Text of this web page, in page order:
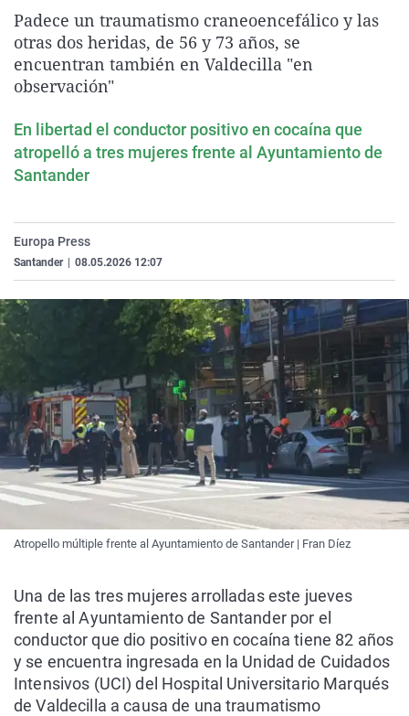
La rosa de los vientos
Gente viajera
Caso
Retornados
Extremadura
Galicia
País Vasco
Virales
Televisión
Padece un traumatismo craneoencefálico y las
otras dos heridas, de 56 y 73 años, se
encuentran también en Valdecilla "en
observación"
En libertad el conductor positivo en cocaína que
atropelló a tres mujeres frente al Ayuntamiento de
Santander
Europa Press
Santander 08.05.2026 12:07
Atropello múltiple frente al Ayuntamiento de Santander | Fran Díez
Una de las tres mujeres arrolladas este jueves
frente al Ayuntamiento de Santander por el
conductor que dio positivo en cocaína tiene 82 años
y se encuentra ingresada en la Unidad de Cuidados
Intensivos (UCI) del Hospital Universitario Marqués
de Valdecilla a causa de una traumatismo